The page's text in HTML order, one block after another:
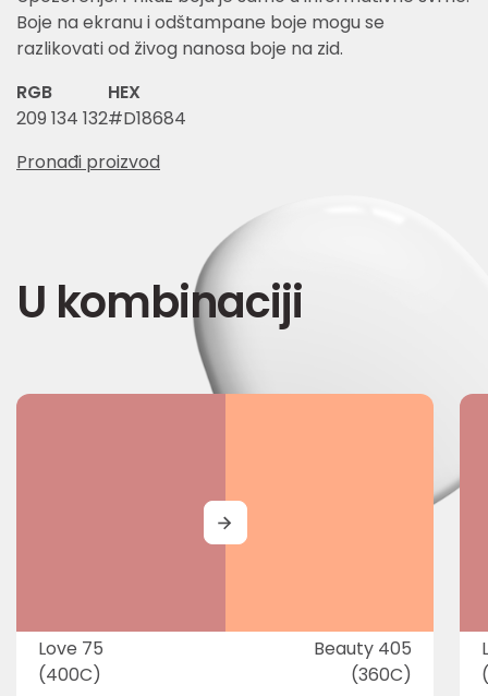
Boje na ekranu i odštampane boje mogu se
razlikovati od živog nanosa boje na zid.
RGB
209 134 132
HEX
#D18684
Pronađi proizvod
U kombinaciji
Love 75
(400C)
Beauty 405
(360C)
MORE